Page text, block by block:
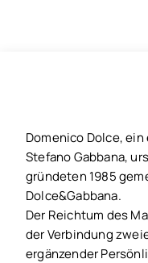
Domenico Dolce,
Stefano Gabbana,
gründeten 1985
Dolce&Gabbana.
Der Reichtum des
der Verbindung
ergänzender